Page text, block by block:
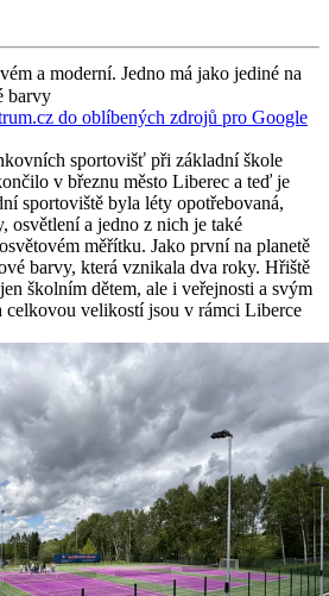
a moderní. Jedno má jako jediné na
barvy
do oblíbených zdrojů pro Google
sportovišť při základní škole
v březnu město Liberec a teď je
sportoviště byla léty opotřebovaná,
osvětlení a jedno z nich je také
měřítku. Jako první na planetě
barvy, která vznikala dva roky. Hřiště
školním dětem, ale i veřejnosti a svým
celkovou velikostí jsou v rámci Liberce